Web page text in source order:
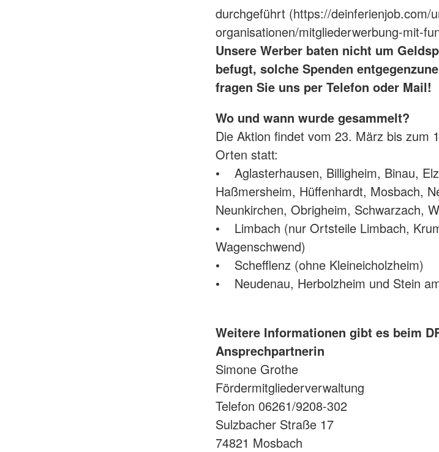
durchgeführt (https://deinferienjob.com/
organisationen/mitgliederwerbung-mit-
Unsere Werber baten nicht um
befugt, solche Spenden
fragen Sie uns per Telefon oder Mail!
Wo und wann wurde gesammelt?
Die Aktion findet vom 23. März bis zum
Orten statt:
• Aglasterhausen, Billigheim, Binau,
Haßmersheim, Hüffenhardt, Mosbach,
Neunkirchen, Obrigheim, Schwarzach,
• Limbach (nur Ortsteile Limbach,
Wagenschwend)
• Schefflenz (ohne Kleineicholzheim)
• Neudenau, Herbolzheim und Stein
Weitere Informationen gibt es beim
Ansprechpartnerin
Simone Grothe
Fördermitgliederverwaltung
Telefon 06261/9208-302
Sulzbacher Straße 17
74821 Mosbach